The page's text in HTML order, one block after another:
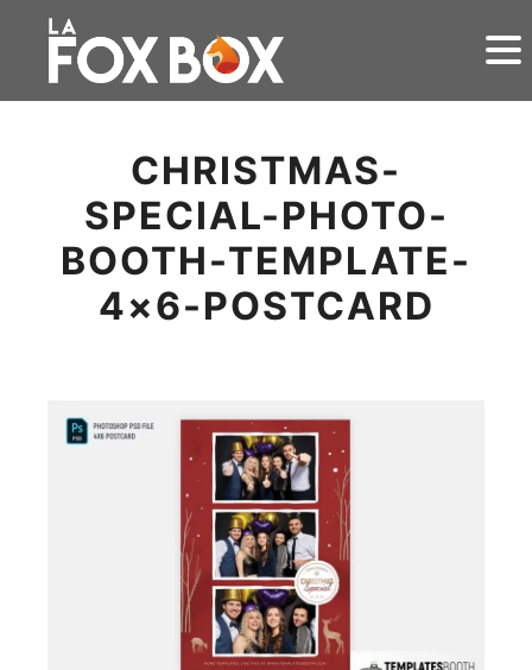
CHRISTMAS-
SPECIAL-PHOTO-
BOOTH-TEMPLATE-
4×6-POSTCARD